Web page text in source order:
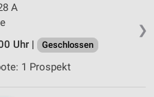
❯
A
Uhr |
Geschlossen
1 Prospekt